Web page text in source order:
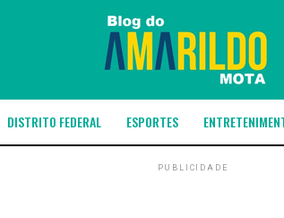
DISTRITO FEDERAL ESPORTES
PUBLICIDADE